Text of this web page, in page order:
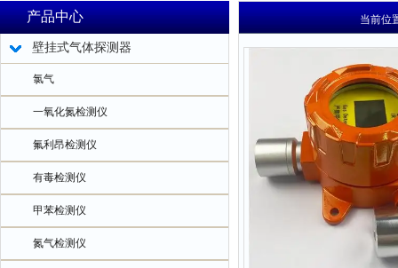
产品中心
壁挂式气体探测器
氯气
一氧化氮检测仪
氟利昂检测仪
有毒检测仪
甲苯检测仪
氮气检测仪
当前位